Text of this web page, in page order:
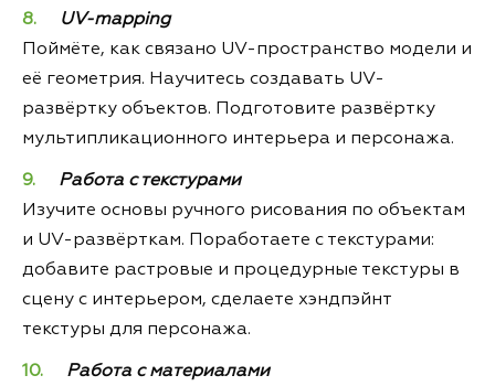
UV-mapping
Поймёте, как связано UV-пространство модели и
её геометрия. Научитесь создавать UV-
развёртку объектов. Подготовите развёртку
мультипликационного интерьера и персонажа.
Работа с текстурами
Изучите основы ручного рисования по объектам
и UV-развёрткам. Поработаете с текстурами:
добавите растровые и процедурные текстуры в
сцену с интерьером, сделаете хэндпэйнт
текстуры для персонажа.
Работа с материалами